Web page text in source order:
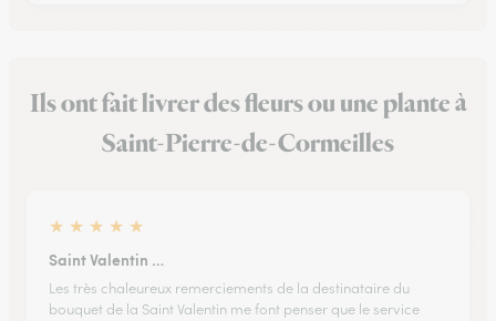
Ils ont fait livrer des fleurs ou une plante à
Saint-Pierre-de-Cormeilles
★ ★ ★ ★ ★
Saint Valentin …
Les très chaleureux remerciements de la destinataire du
bouquet de la Saint Valentin me font penser que le service